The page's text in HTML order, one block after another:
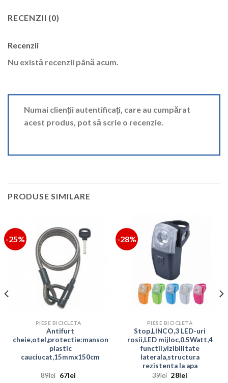
RECENZII (0)
Recenzii
Nu există recenzii până acum.
Numai clienții autentificați, care au cumpărat
acest produs, pot să scrie o recenzie.
PRODUSE SIMILARE
-25%
PIESE BICICLETA
Antifurt
cheie,otel,protectie:manson
plastic
cauciucat,15mmx150cm
89lei Prețul
67leiPrețul
-28%
PIESE BICICLETA
Stop,LINCO,3 LED-uri
rosii,LED mijloc,0.5Watt,4
functii,vizibilitate
laterala,structura
rezistenta la apa
39lei Prețul
28leiPrețul